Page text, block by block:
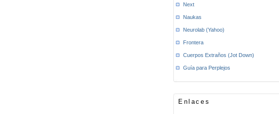
Next
Naukas
Neurolab (Yahoo)
Frontera
Cuerpos Extraños (Jot Down)
Guía para Perplejos
Enlaces